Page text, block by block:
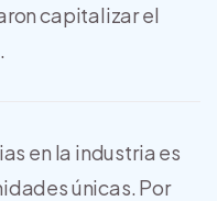
capitalizar el
en la industria es
únicas. Por